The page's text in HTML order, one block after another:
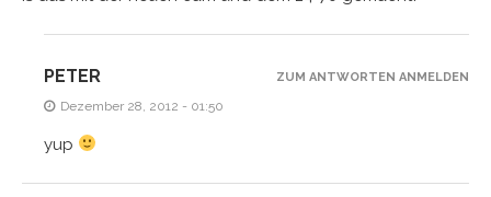
PETER
Dezember 28, 2012 - 01:50
yup
ZUM ANTWORTEN ANMELDEN